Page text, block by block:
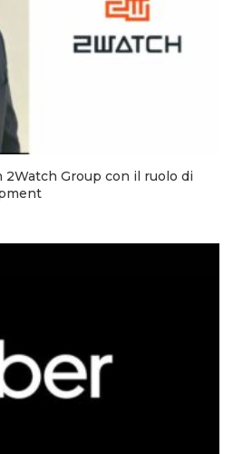
2Watch Group con il ruolo di